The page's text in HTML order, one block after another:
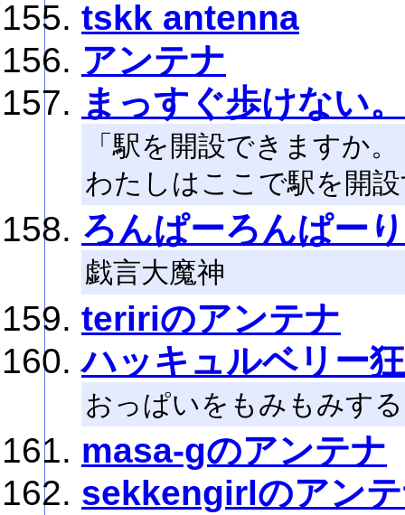
tskk antenna
アンテナ
まっすぐ歩けない。
「駅を開設できますか。
わたしはここで駅を開
ろんぱーろんぱー
戯言大魔神
teririのアンテナ
ハッキュルベリー
おっぱいをもみもみする
masa-gのアンテナ
sekkengirlのアン